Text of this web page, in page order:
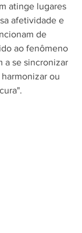
atinge lugares
afetividade e
de
ao fenômeno
a se sincronizar
ou